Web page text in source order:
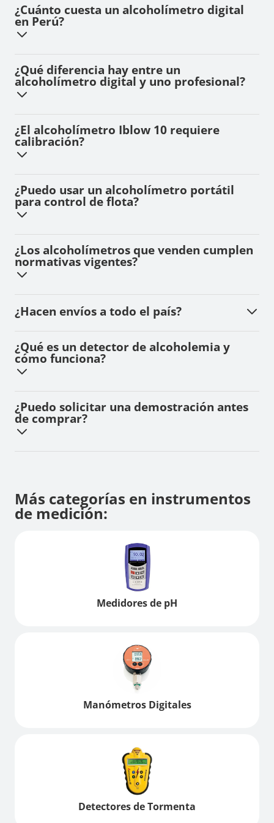
¿Cuánto cuesta un alcoholímetro digital
en Perú?
¿Qué diferencia hay entre un
alcoholímetro digital y uno profesional?
¿El alcoholímetro Iblow 10 requiere
calibración?
¿Puedo usar un alcoholímetro portátil
para control de flota?
¿Los alcoholímetros que venden cumplen
normativas vigentes?
¿Hacen envíos a todo el país?
¿Qué es un detector de alcoholemia y
cómo funciona?
¿Puedo solicitar una demostración antes
de comprar?
Más categorías en instrumentos
de medición:
Medidores de pH
Manómetros Digitales
Detectores de Tormenta